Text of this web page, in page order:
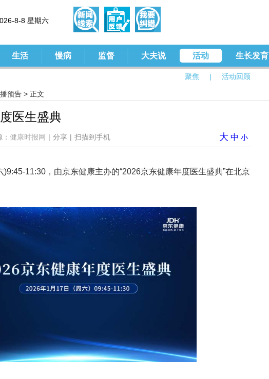
8-8 星期六
生活 慢病 监督 大夫说 活动
聚焦 | 活动回顾
生长发育
预告 > 正文
医生盛典
健康时报网 | 分享 | 扫描到手机 大 中 小
)9:45-11:30，由京东健康主办的“2026京东健康年度医生盛典”在北京